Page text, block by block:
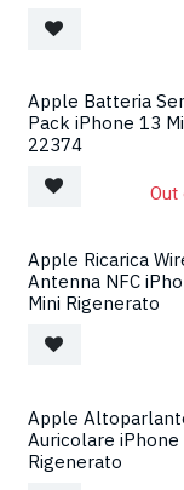
Apple Batteria
Pack iPhone 13
22374
Apple Ricarica
Antenna NFC
Mini Rigenerato
Apple
Auricolare iPhone
Rigenerato